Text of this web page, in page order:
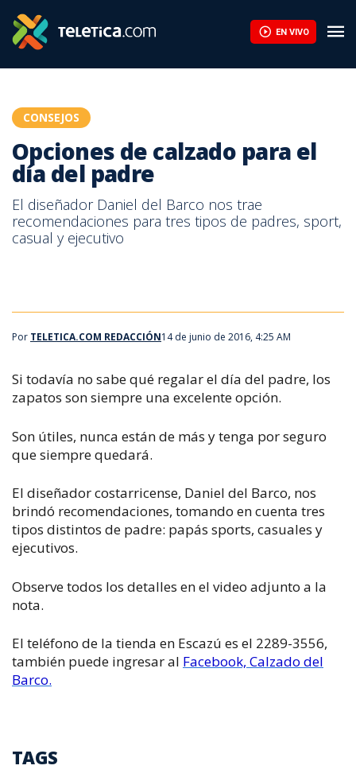
EN VIVO
CONSEJOS
Opciones de calzado para el
día del padre
El diseñador Daniel del Barco nos trae
recomendaciones para tres tipos de padres, sport,
casual y ejecutivo
Por TELETICA.COM REDACCIÓN14 de junio de 2016, 4:25 AM
Si todavía no sabe qué regalar el día del padre, los
zapatos son siempre una excelente opción.
Son útiles, nunca están de más y tenga por seguro
que siempre quedará.
El diseñador costarricense, Daniel del Barco, nos
brindó recomendaciones, tomando en cuenta tres
tipos distintos de padre: papás sports, casuales y
ejecutivos.
Observe todos los detalles en el video adjunto a la
nota.
El teléfono de la tienda en Escazú es el 2289-3556,
también puede ingresar al Facebook, Calzado del
Barco.
TAGS